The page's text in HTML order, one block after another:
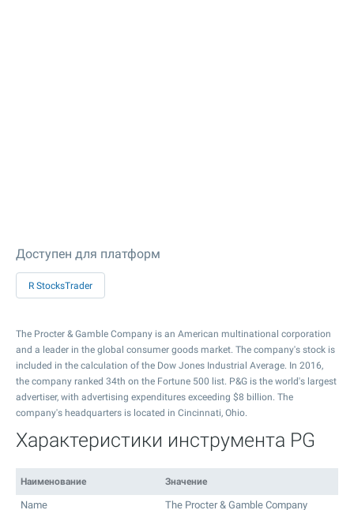
Доступен для платформ
R StocksTrader
The Procter & Gamble Company is an American multinational corporation
and a leader in the global consumer goods market. The company's stock is
included in the calculation of the Dow Jones Industrial Average. In 2016,
the company ranked 34th on the Fortune 500 list. P&G is the world's largest
advertiser, with advertising expenditures exceeding $8 billion. The
company's headquarters is located in Cincinnati, Ohio.
Характеристики инструмента PG
Наименование Значение
Name
The Procter & Gamble Company